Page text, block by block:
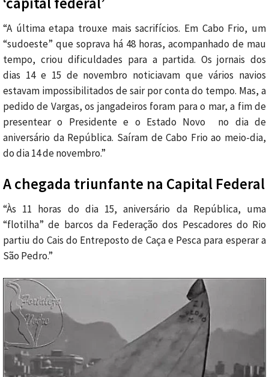
“A última etapa trouxe mais sacrifícios. Em Cabo Frio, um
“sudoeste” que soprava há 48 horas, acompanhado de mau
tempo, criou dificuldades para a partida. Os jornais dos
dias 14 e 15 de novembro noticiavam que vários navios
estavam impossibilitados de sair por conta do tempo. Mas, a
pedido de Vargas, os jangadeiros foram para o mar, a fim de
presentear o Presidente e o Estado Novo no dia de
aniversário da República. Saíram de Cabo Frio ao meio-dia,
do dia 14 de novembro.”
A chegada triunfante na Capital Federal
“Às 11 horas do dia 15, aniversário da República, uma
“flotilha” de barcos da Federação dos Pescadores do Rio
partiu do Cais do Entreposto de Caça e Pesca para esperar a
São Pedro.”